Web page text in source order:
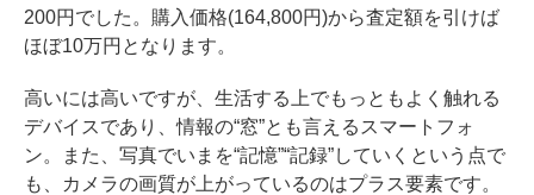
200円でした。購入価格(164,800円)から査定額を引けば
ほぼ10万円となります。
高いには高いですが、生活する上でもっともよく触れる
デバイスであり、情報の“窓”とも言えるスマートフォ
ン。また、写真でいまを“記憶”“記録”していくという点で
も、カメラの画質が上がっているのはプラス要素です。